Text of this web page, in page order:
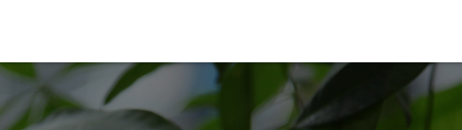
からお探しします！お探し専門店認定ディーラー「パレスオートセンター」
COMPANY